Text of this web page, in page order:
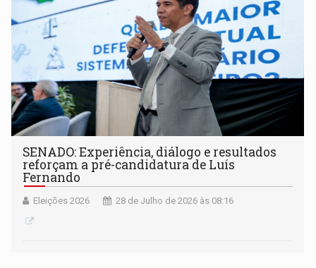
SENADO: Experiência, diálogo e resultados
reforçam a pré-candidatura de Luís
Fernando
Eleições 2026 28 de Julho de 2026 às 08:16